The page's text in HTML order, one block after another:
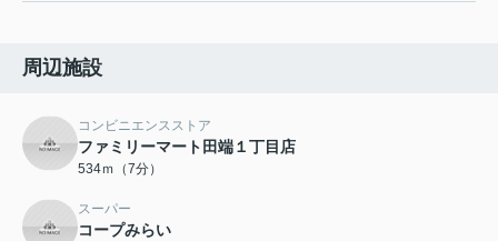
周辺施設
コンビニエンスストア
ファミリーマート田端１丁目店
534ｍ（7分）
スーパー
コープみらい